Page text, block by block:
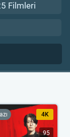
Filmleri
4K
95